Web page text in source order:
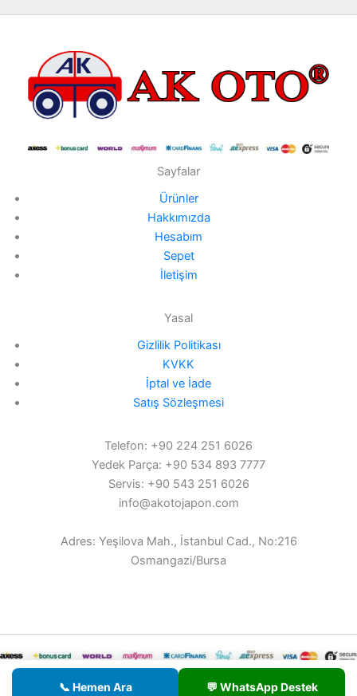
📞 Hemen Ara 💬 WhatsApp Destek
Sayfalar
Ürünler
Hakkımızda
Hesabım
Sepet
İletişim
Yasal
Gizlilik Politikası
KVKK
İptal ve İade
Satış Sözleşmesi
Telefon: +90 224 251 6026
Yedek Parça: +90 534 893 7777
Servis: +90 543 251 6026
info@akotojapon.com
Adres: Yeşilova Mah., İstanbul Cad., No:216
Osmangazi/Bursa
© 2026 AKOTO - Tüm hakları saklıdır.